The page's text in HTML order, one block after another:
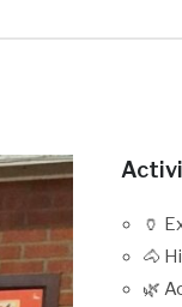
🏺
🐴
🌿